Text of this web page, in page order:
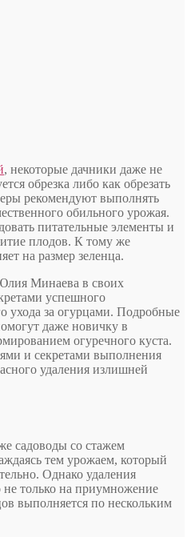
, некоторые дачники даже не
обрезка либо как обрезать
рекомендуют выполнять
обильного урожая.
питательные элементы и
плодов. К тому же
на размер зеленца.
Минаева в своих
успешного
ухода за огурцами. Подробные
даже новичку в
огуречного куста.
и секретами выполнения
удаления излишней
садоводы со стажем
тем урожаем, который
Однако удаления
только на приумножение
выполняется по нескольким